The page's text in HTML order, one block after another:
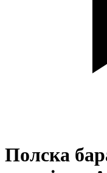
Полска